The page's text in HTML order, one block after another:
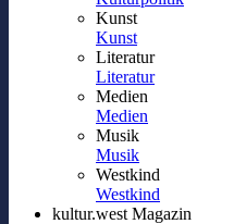
Kunst
Kunst
Literatur
Literatur
Medien
Medien
Musik
Musik
Westkind
Westkind
kultur.west Magazin